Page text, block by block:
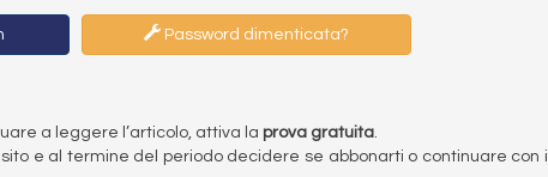
Password dimenticata?
a leggere l’articolo, attiva la prova gratuita.
e al termine del periodo decidere se abbonarti o continuare con i